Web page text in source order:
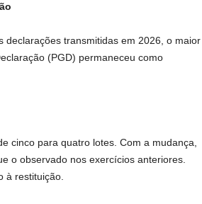
transmitidas em 2026, o maior
(PGD) permaneceu como
cinco para quatro lotes. Com a mudança,
o observado nos exercícios anteriores.
à restituição.